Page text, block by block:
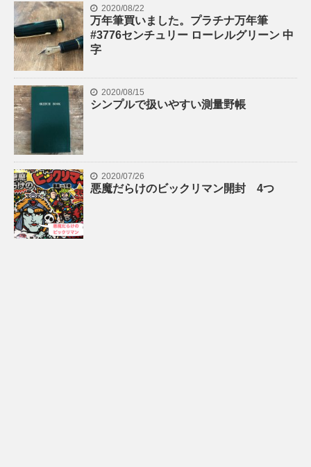
2020/08/22
万年筆買いました。プラチナ万年筆
#3776センチュリー ローレルグリーン 中
字
2020/08/15
シンプルで扱いやすい測量野帳
2020/07/26
悪魔だらけのビックリマン開封 4つ